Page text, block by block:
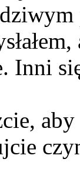
Inni
aby